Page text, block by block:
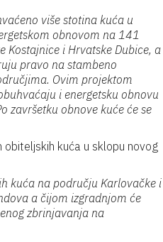
više stotina kuća u
obnovom na 141
Kostajnice i Hrvatske Dubice, a
pravo na stambeno
Ovim projektom
i energetsku obnovu
završetku obnove kuće će se
kuća u sklopu novog
kuća na području Karlovačke i
a čijom izgradnjom će
zbrinjavanja na